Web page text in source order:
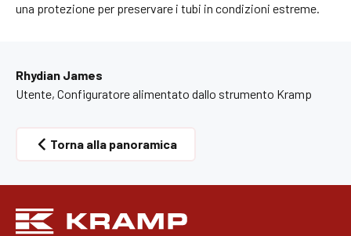
una protezione per preservare i tubi in condizioni estreme.
Rhydian James
Utente, Configuratore alimentato dallo strumento Kramp
Torna alla panoramica